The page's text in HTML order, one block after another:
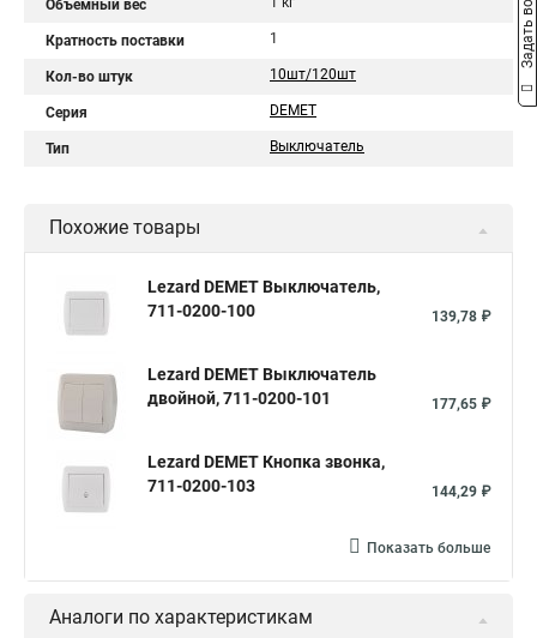
Объемный вес
Кратность поставки 1
Кол-во штук 10шт/120шт
Серия DEMET
Тип Выключатель
Похожие товары
Lezard DEMET Выключатель,
711-0200-100
139,78 ₽
Lezard DEMET Выключатель
двойной, 711-0200-101
177,65 ₽
Lezard DEMET Кнопка звонка,
711-0200-103
144,29 ₽
Показать больше
Аналоги по характеристикам